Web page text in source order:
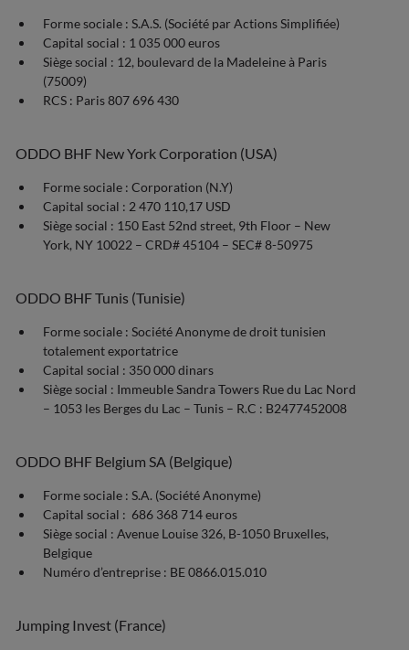
Forme sociale : S.A.S. (Société par Actions Simplifiée)
Capital social : 1 035 000 euros
Siège social : 12, boulevard de la Madeleine à Paris
(75009)
RCS : Paris 807 696 430
ODDO BHF New York Corporation (USA)
Forme sociale : Corporation (N.Y)
Capital social : 2 470 110,17 USD
Siège social : 150 East 52nd street, 9th Floor – New
York, NY 10022 – CRD# 45104 – SEC# 8-50975
ODDO BHF Tunis (Tunisie)
Forme sociale : Société Anonyme de droit tunisien
totalement exportatrice
Capital social : 350 000 dinars
Siège social : Immeuble Sandra Towers Rue du Lac Nord
– 1053 les Berges du Lac – Tunis – R.C : B2477452008
ODDO BHF Belgium SA (Belgique)
Forme sociale : S.A. (Société Anonyme)
Capital social : 686 368 714 euros
Siège social : Avenue Louise 326, B-1050 Bruxelles,
Belgique
Numéro d’entreprise : BE 0866.015.010
Jumping Invest (France)